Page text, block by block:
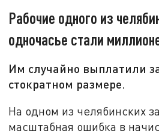
Рабочие одного из
одночасье стали
Им случайно выплатили
стократном размере.
На одном из челябинских
масштабная ошибка в